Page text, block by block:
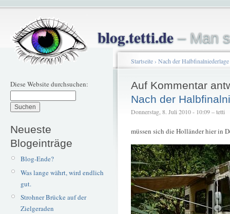
blog.tetti.de– Man
Diese Website durchsuchen:
Neueste
Blogeinträge
Blog-Ende?
Was lange währt, wird endlich
gut.
Strohner Brücke auf der
Zielgeraden
Startseite› Nach der
Auf Kommentar
Nach der
Donnerstag, 8. Juli 2010 - 10:09 – tetti
müssen sich die Holländer hier in